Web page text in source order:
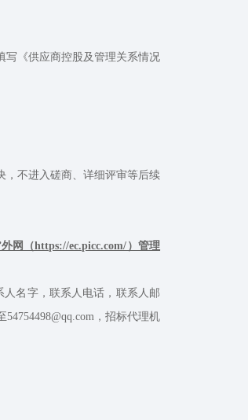
《供应商控股及管理关系情况
不进入磋商、详细评审等后续
网（https://ec.picc.com/）管理
名字，联系人电话，联系人邮
，招标代理机